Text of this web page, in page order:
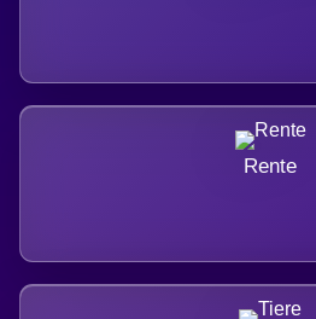
Rente